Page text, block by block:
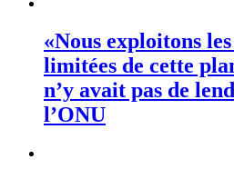
«Nous exploitons
limitées de cette
n’y avait pas de
l’ONU